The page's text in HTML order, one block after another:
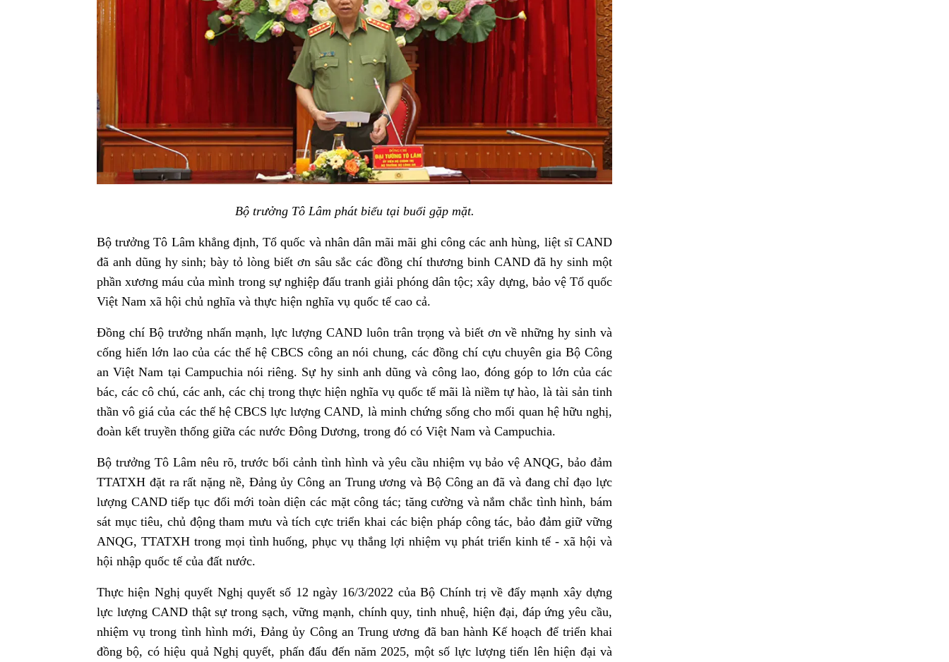
Bộ trưởng Tô Lâm phát biểu tại buổi gặp mặt.
Bộ trưởng Tô Lâm khẳng định, Tổ quốc và nhân dân mãi mãi ghi công các anh hùng, liệt sĩ CAND
đã anh dũng hy sinh; bày tỏ lòng biết ơn sâu sắc các đồng chí thương binh CAND đã hy sinh một
phần xương máu của mình trong sự nghiệp đấu tranh giải phóng dân tộc; xây dựng, bảo vệ Tổ quốc
Việt Nam xã hội chủ nghĩa và thực hiện nghĩa vụ quốc tế cao cả.
Đồng chí Bộ trưởng nhấn mạnh, lực lượng CAND luôn trân trọng và biết ơn về những hy sinh và
cống hiến lớn lao của các thế hệ CBCS công an nói chung, các đồng chí cựu chuyên gia Bộ Công
an Việt Nam tại Campuchia nói riêng. Sự hy sinh anh dũng và công lao, đóng góp to lớn của các
bác, các cô chú, các anh, các chị trong thực hiện nghĩa vụ quốc tế mãi là niềm tự hào, là tài sản tinh
thần vô giá của các thế hệ CBCS lực lượng CAND, là minh chứng sống cho mối quan hệ hữu nghị,
đoàn kết truyền thống giữa các nước Đông Dương, trong đó có Việt Nam và Campuchia.
Bộ trưởng Tô Lâm nêu rõ, trước bối cảnh tình hình và yêu cầu nhiệm vụ bảo vệ ANQG, bảo đảm
TTATXH đặt ra rất nặng nề, Đảng ủy Công an Trung ương và Bộ Công an đã và đang chỉ đạo lực
lượng CAND tiếp tục đổi mới toàn diện các mặt công tác; tăng cường và nắm chắc tình hình, bám
sát mục tiêu, chủ động tham mưu và tích cực triển khai các biện pháp công tác, bảo đảm giữ vững
ANQG, TTATXH trong mọi tình huống, phục vụ thắng lợi nhiệm vụ phát triển kinh tế - xã hội và
hội nhập quốc tế của đất nước.
Thực hiện Nghị quyết Nghị quyết số 12 ngày 16/3/2022 của Bộ Chính trị về đẩy mạnh xây dựng
lực lượng CAND thật sự trong sạch, vững mạnh, chính quy, tinh nhuệ, hiện đại, đáp ứng yêu cầu,
nhiệm vụ trong tình hình mới, Đảng ủy Công an Trung ương đã ban hành Kế hoạch để triển khai
đồng bộ, có hiệu quả Nghị quyết, phấn đấu đến năm 2025, một số lực lượng tiến lên hiện đại và